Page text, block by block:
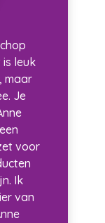
leuk
maar
Je
voor
Ik
van